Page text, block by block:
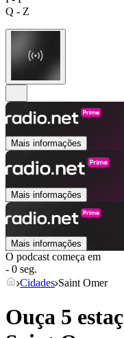
Q - Z
Mais informações
Mais informações
Mais informações
O podcast começa em
- 0 seg.
Cidades Saint Omer
Ouça 5